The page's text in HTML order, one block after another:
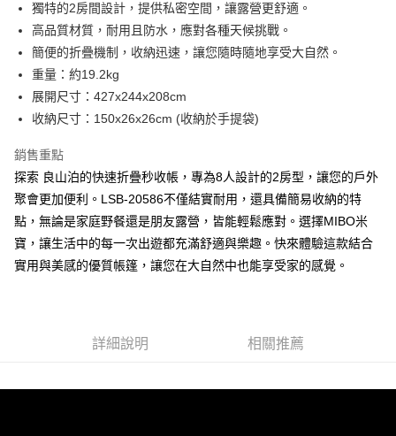
悠遊付
Google Pay
全盈+PAY
ATM付款
運送方式
宅配
每筆NT$60，滿NT$699(含以上)免運費
離島宅配
每筆NT$200
獨特的2房間設計，提供私密空間，讓露營更舒適。
高品質材質，耐用且防水，應對各種天候挑戰。
簡便的折疊機制，收納迅速，讓您隨時隨地享受大自然。
重量：約19.2kg
展開尺寸：427x244x208cm
收納尺寸：150x26x26cm (收納於手提袋)
銷售重點
探索 良山泊的快速折疊秒收帳，專為8人設計的2房型，讓您的戶外
聚會更加便利。LSB-20586不僅結實耐用，還具備簡易收納的特
點，無論是家庭野餐還是朋友露營，皆能輕鬆應對。選擇MIBO米
寶，讓生活中的每一次出遊都充滿舒適與樂趣。快來體驗這款結合
實用與美感的優質帳篷，讓您在大自然中也能享受家的感覺。
詳細說明 相關推薦